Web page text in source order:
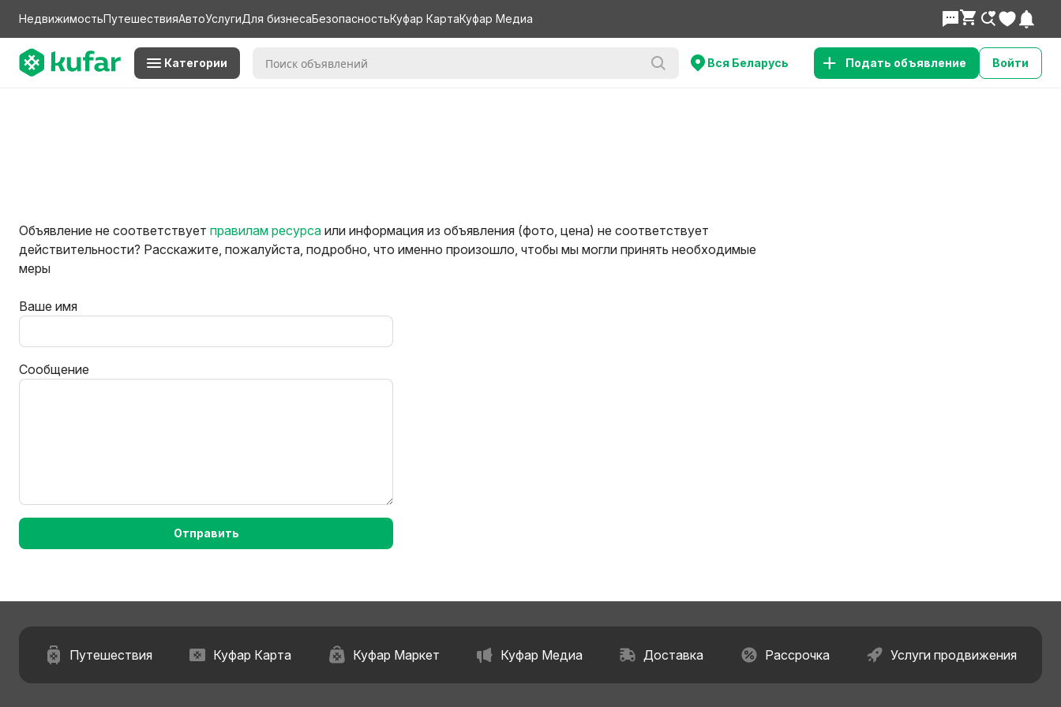
НедвижимостьПутешествияАвтоУслугиДля бизнесаБезопасностьКуфар КартаКуфар Медиа
Категории Вся Беларусь Подать объявление Войти
Объявление не соответствует правилам ресурса или информация из объявления (фото, цена) не соответствует
действительности? Расскажите, пожалуйста, подробно, что именно произошло, чтобы мы могли принять необходимые
меры
Ваше имя
Сообщение
Отправить
Путешествия Куфар Карта Куфар Маркет Куфар Медиа Доставка Рассрочка Услуги продвижения